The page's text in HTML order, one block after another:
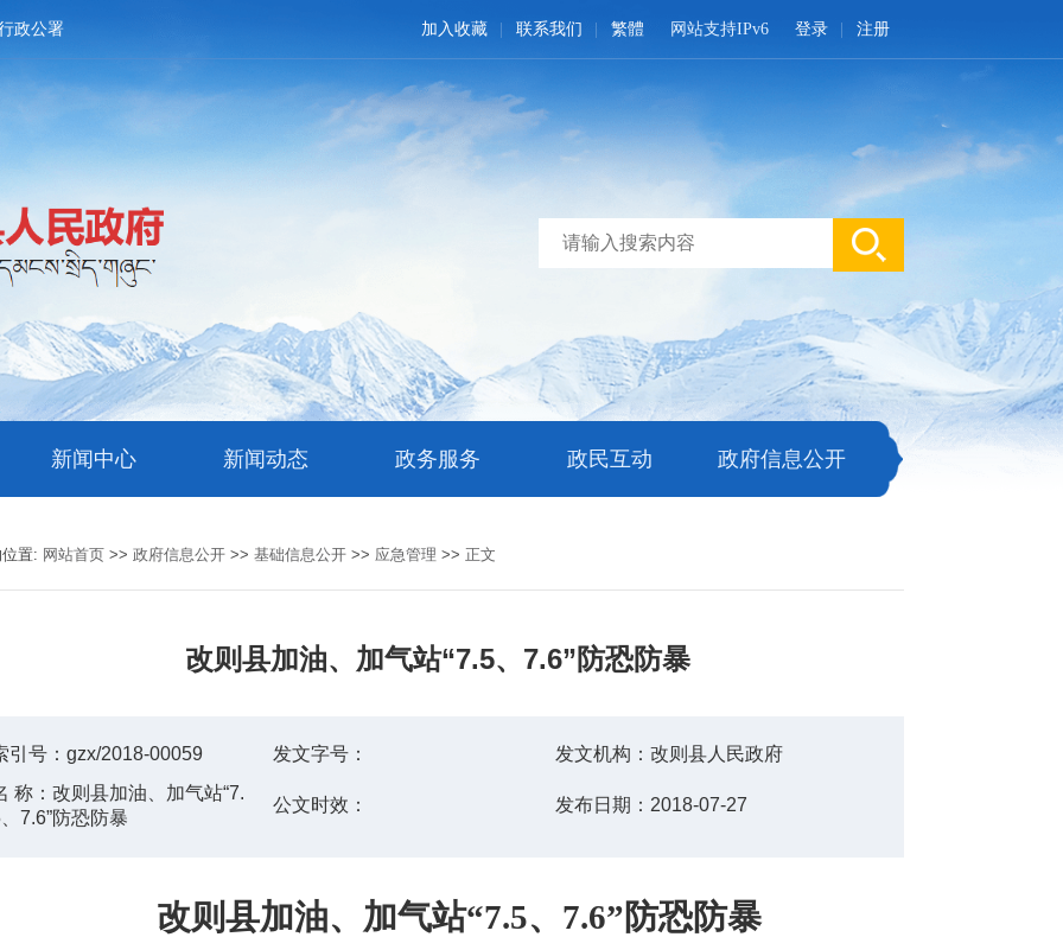
政公署 登录 注册
网站支持IPv6
加入收藏 联系我们 繁體
新闻中心 新闻动态 政务服务 政民互动 政府信息公开
置: 网站首页 >>政府信息公开 >>基础信息公开 >> 应急管理 >>正文
改则县加油、加气站“7.5、7.6”防恐防暴
引号：gzx/2018-00059 发文字号： 发文机构： 改则县人民政府
称：改则县加油、加气站“7.
7.6”防恐防暴
公文时效： 发布日期： 2018-07-27
改则县加油、加气站“7.5、7.6”防恐防暴